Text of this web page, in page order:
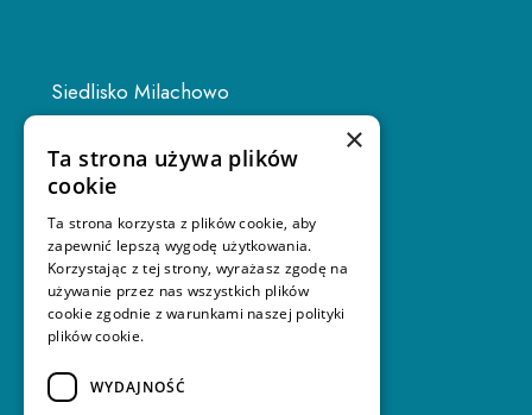
Siedlisko Milachowo
89-634 Rolbik
info@milachowo.com
+48 59 724 77 50
+48 576 088 889
×
Ta strona używa plików
cookie
Ta strona korzysta z plików cookie, aby
zapewnić lepszą wygodę użytkowania.
Korzystając z tej strony, wyrażasz zgodę na
używanie przez nas wszystkich plików
cookie zgodnie z warunkami naszej polityki
plików cookie.
WYDAJNOŚĆ